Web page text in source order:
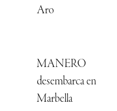
Aro
MANERO
desembarca en
Marbella